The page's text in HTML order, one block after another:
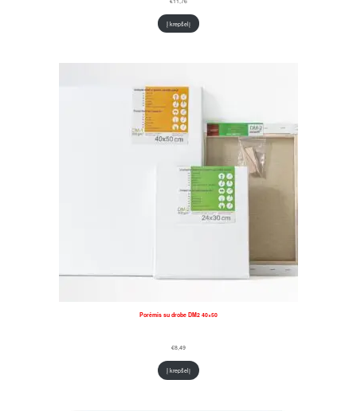
Į krepšelį
Porėmis su drobe DM2 40×50
€8,49
Į krepšelį